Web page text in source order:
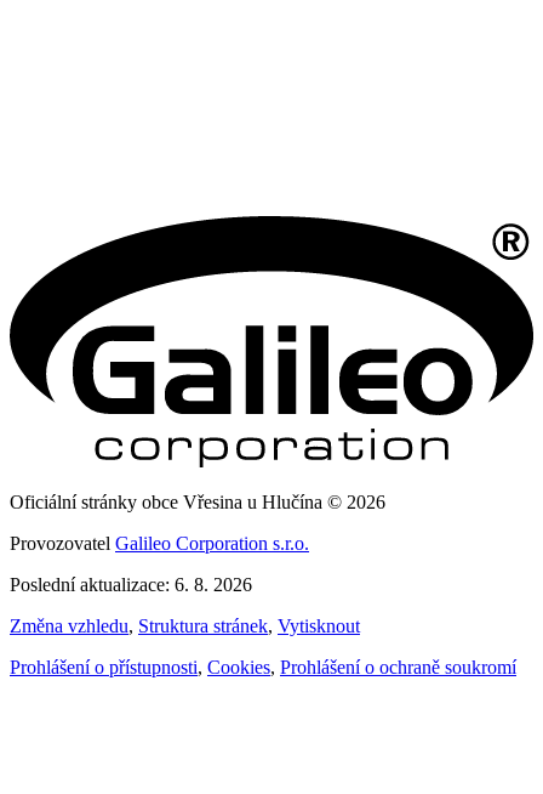
Oficiální stránky obce Vřesina u Hlučína © 2026
Provozovatel Galileo Corporation s.r.o.
Poslední aktualizace: 6. 8. 2026
Změna vzhledu, Struktura stránek, Vytisknout
Prohlášení o přístupnosti, Cookies, Prohlášení o ochraně soukromí